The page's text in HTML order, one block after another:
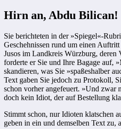
Hirn an, Abdu Bilican!
Sie berichteten in der »Spiegel«-
Geschehnissen rund um einen
Jusos im Landkreis Würzburg, deren
forderte er Sie und Ihre Bagage auf,
skandieren, was Sie »spaßeshalber
Text gaben Sie jedoch zu Protokoll,
schon vorher angefeuert. »Und zwar
doch kein Idiot, der auf Bestellung
Stimmt schon, nur Idioten klatschen
geben in ein und demselben Text zu,